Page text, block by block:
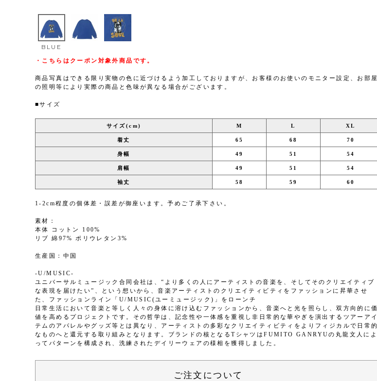
BLUE
・こちらはクーポン対象外商品です。
商品写真はできる限り実物の色に近づけるよう加工しておりますが、お客様のお使いのモニター設定、お部屋
の照明等により実際の商品と色味が異なる場合がございます。
■サイズ
サイズ(cm) M L XL
着丈 65 68 70
身幅 49 51 54
肩幅 49 51 54
袖丈 58 59 60
1-2cm程度の個体差・誤差が御座います。予めご了承下さい。
素材：
本体 コットン 100%
リブ 綿97% ポリウレタン3%
生産国：中国
-U/MUSIC-
ユニバーサルミュージック合同会社は、“より多くの人にアーティストの音楽を、そしてそのクリエイティブ
な表現を届けたい”、という想いから、音楽アーティストのクリエイティビティをファッションに昇華させ
た、ファッションライン「U/MUSIC(ユーミュージック)」をローンチ
日常生活において音楽と等しく人々の身体に溶け込むファッションから、音楽へと光を照らし、双方向的に価
値を高めるプロジェクトです。その哲学は、記念性や一体感を重視し非日常的な華やぎを演出するツアーアイ
テムのアパレルやグッズ等とは異なり、アーティストの多彩なクリエイティビティをよりフィジカルで日常的
なものへと還元する取り組みとなります。ブランドの核となるTシャツはFUMITO GANRYUの丸龍文人によ
ってパターンを構成され、洗練されたデイリーウェアの様相を獲得しました。
ご注文について